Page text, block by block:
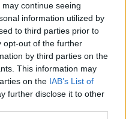
continue seeing
information utilized by
to third parties prior to
opt-out of the further
by third parties on the
This information may
on the IAB’s List of
further disclose it to other
segnalazioni,
le tue foto
al numero +39